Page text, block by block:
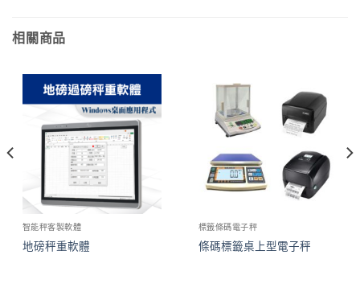
相關商品
智能秤客製軟體
地磅秤重軟體
標籤條碼電子秤
條碼標籤桌上型電子秤